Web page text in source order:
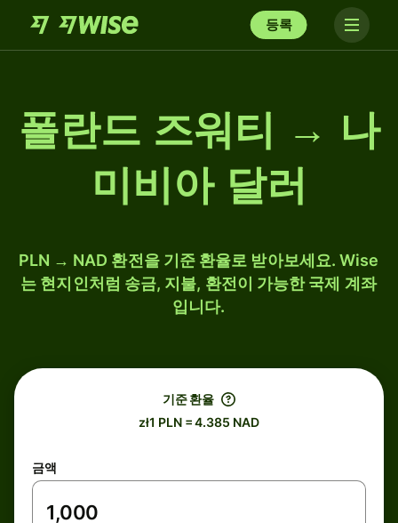
등록
폴란드 즈워티 → 나
미비아 달러
PLN → NAD 환전을 기준 환율로 받아보세요. Wise
는 현지인처럼 송금, 지불, 환전이 가능한 국제 계좌
입니다.
기준 환율
zł1 PLN = 4.385 NAD
금액